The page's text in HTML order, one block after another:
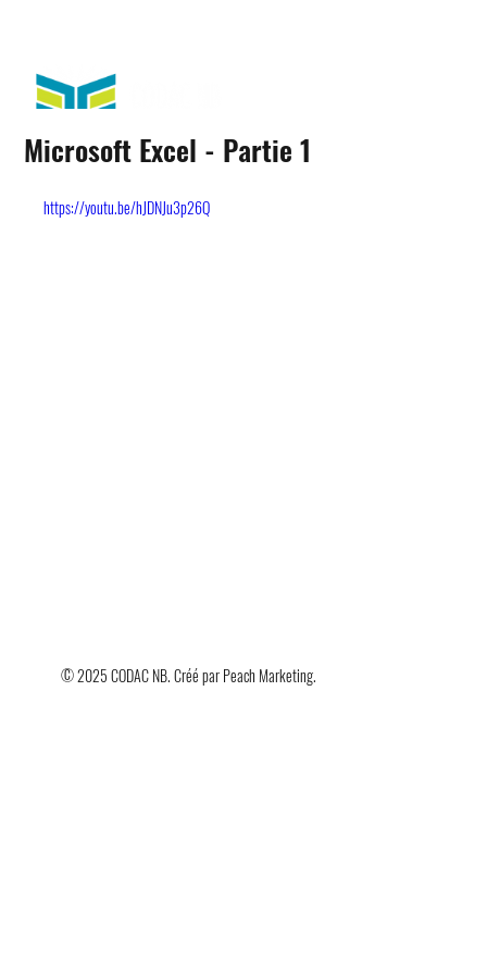
Microsoft Excel - Partie 1
https://youtu.be/hJDNJu3p26Q
© 2025 CODAC NB. Créé parPeach Marketing.